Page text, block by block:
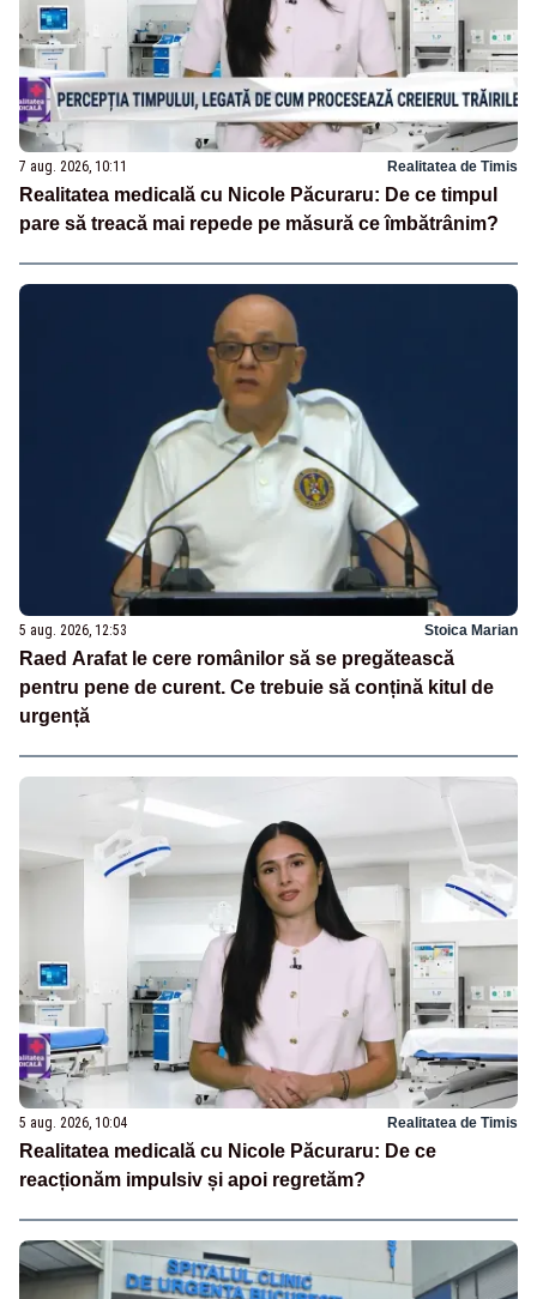
7 aug. 2026, 10:11 Realitatea de Timis
Realitatea medicală cu Nicole Păcuraru: De ce timpul
pare să treacă mai repede pe măsură ce îmbătrânim?
5 aug. 2026, 12:53 Stoica Marian
Raed Arafat le cere românilor să se pregătească
pentru pene de curent. Ce trebuie să conțină kitul de
urgență
5 aug. 2026, 10:04 Realitatea de Timis
Realitatea medicală cu Nicole Păcuraru: De ce
reacționăm impulsiv și apoi regretăm?